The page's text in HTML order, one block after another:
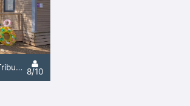
Mobil Home Ciela Exception Tribu Spa - 4 Chambres - Lave-Vaisselle, Plancha 8/10